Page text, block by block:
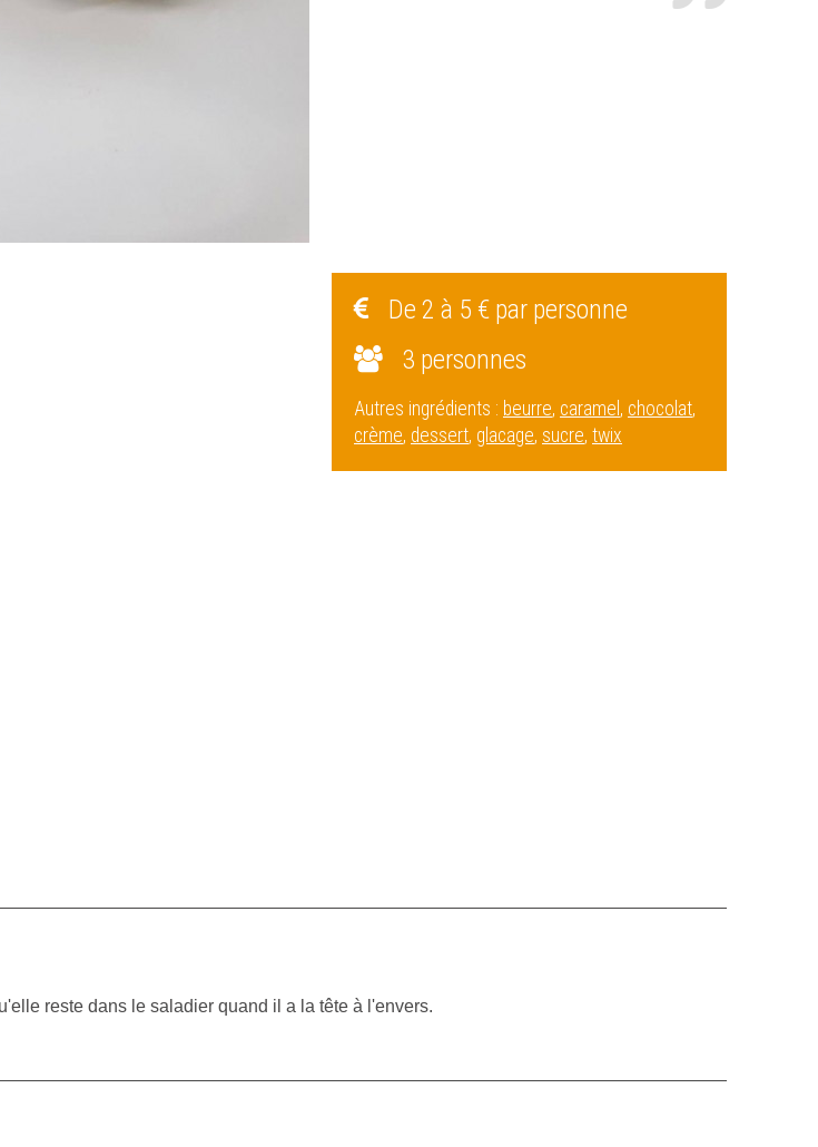
De 2 à 5 € par personne
3 personnes
Autres ingrédients : beurre, caramel , chocolat,
crème, dessert, glacage, sucre, twix
reste dans le saladier quand il a la tête à l'envers.